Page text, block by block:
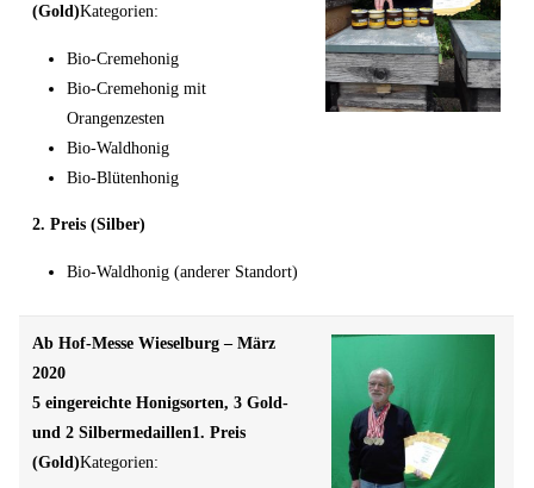
(Gold)Kategorien:
Bio-Cremehonig
Bio-Cremehonig mit
Orangenzesten
Bio-Waldhonig
Bio-Blütenhonig
2. Preis (Silber)
Bio-Waldhonig (anderer Standort)
Ab Hof-Messe Wieselburg – März
2020
5 eingereichte Honigsorten, 3 Gold-
und 2 Silbermedaillen1. Preis
(Gold)Kategorien: